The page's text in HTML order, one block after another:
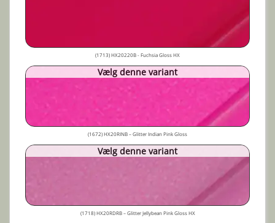
(1713) HX20220B - Fuchsia Gloss HX
Vælg denne variant
(1672) HX20RINB – Glitter Indian Pink Gloss
Vælg denne variant
(1718) HX20RDRB – Glitter Jellybean Pink Gloss HX